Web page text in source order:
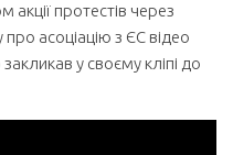
акції протестів через
асоціацію з ЄС відео
у своєму кліпі до